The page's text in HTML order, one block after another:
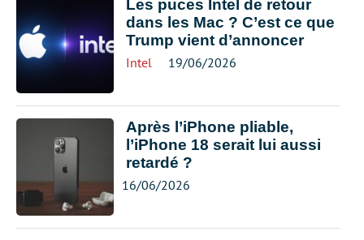
Les puces Intel de retour
dans les Mac ? C’est ce que
Trump vient d’annoncer
Intel 19/06/2026
Après l’iPhone pliable,
l’iPhone 18 serait lui aussi
retardé ?
16/06/2026